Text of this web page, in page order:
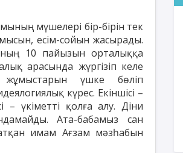
мүшелері бір-бірін тек
есім-сойын жасырады.
10 пайызын орталыққа
арасында жүргізіп келе
үшке бөліп
күрес. Екіншісі –
– үкіметті қолға алу. Діни
Ата-бабамыз сан
имам Ағзам мәзһабын
ФИҚҺ ДӘРІСТЕРІ
Нұрбол Смағұлов
""Нұр Ғасыр" облыстық мешітінің
наиб имамы
ТІКЕЛЕЙ ЭФИРДЕ
Аптаның сәрсенбі күндері сағат
21:00 (Ақтөбе уақытымен)
Біздің nur_gasyr Instagram
парақшамызда